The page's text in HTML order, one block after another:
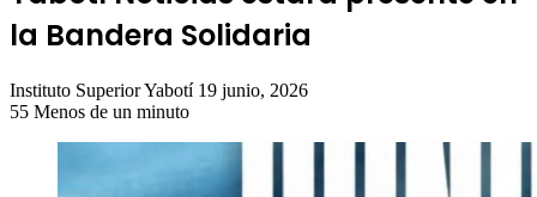
la Bandera Solidaria
Instituto Superior Yabotí Send
19 junio, 2026
55 Menos de un minuto